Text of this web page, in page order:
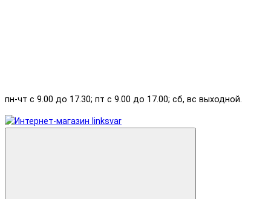
пн-чт с 9.00 до 17.30; пт с 9.00 до 17.00; сб, вс выходной.